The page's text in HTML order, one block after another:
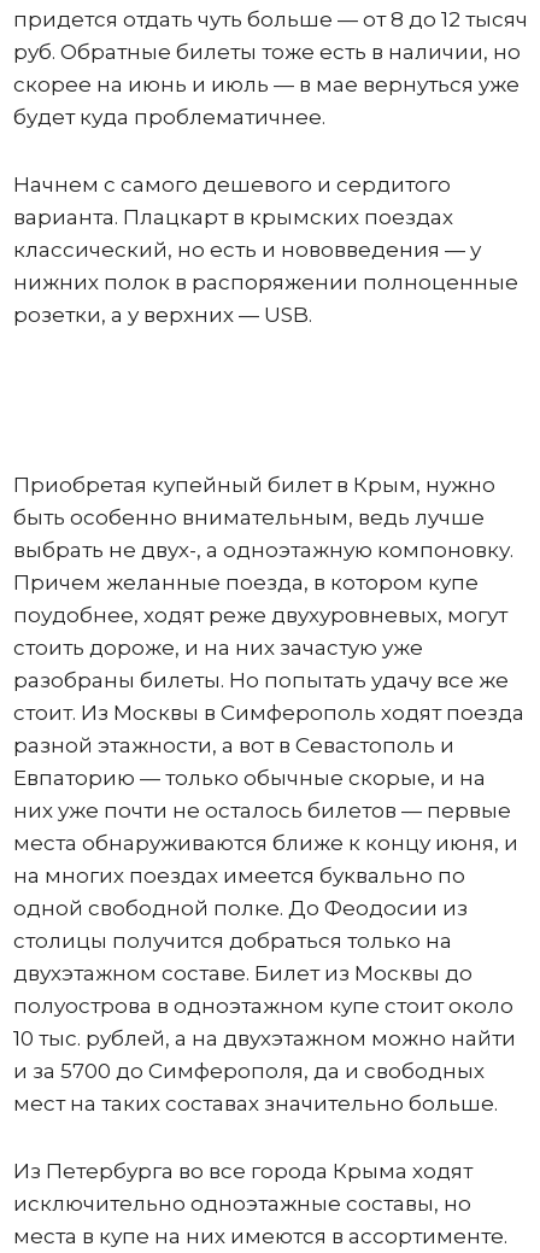
придется отдать чуть больше — от 8 до 12 тысяч
руб. Обратные билеты тоже есть в наличии, но
скорее на июнь и июль — в мае вернуться уже
будет куда проблематичнее.
Начнем с самого дешевого и сердитого
варианта. Плацкарт в крымских поездах
классический, но есть и нововведения — у
нижних полок в распоряжении полноценные
розетки, а у верхних — USB.
Приобретая купейный билет в Крым, нужно
быть особенно внимательным, ведь лучше
выбрать не двух-, а одноэтажную компоновку.
Причем желанные поезда, в котором купе
поудобнее, ходят реже двухуровневых, могут
стоить дороже, и на них зачастую уже
разобраны билеты. Но попытать удачу все же
стоит. Из Москвы в Симферополь ходят поезда
разной этажности, а вот в Севастополь и
Евпаторию — только обычные скорые, и на
них уже почти не осталось билетов — первые
места обнаруживаются ближе к концу июня, и
на многих поездах имеется буквально по
одной свободной полке. До Феодосии из
столицы получится добраться только на
двухэтажном составе. Билет из Москвы до
полуострова в одноэтажном купе стоит около
10 тыс. рублей, а на двухэтажном можно найти
и за 5700 до Симферополя, да и свободных
мест на таких составах значительно больше.
Из Петербурга во все города Крыма ходят
исключительно одноэтажные составы, но
места в купе на них имеются в ассортименте.